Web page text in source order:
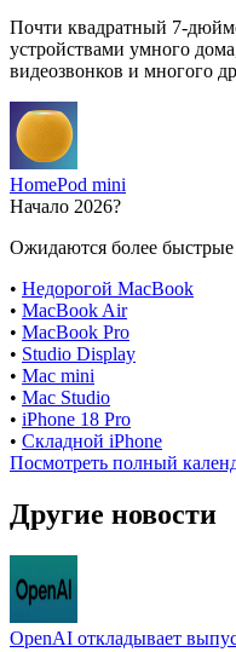
Почти квадратный 7-
устройствами умного
видеозвонков и многого
HomePod mini
Начало 2026?
Ожидаются более
• Недорогой MacBook
• MacBook Air
• MacBook Pro
• Studio Display
• Mac mini
• Mac Studio
• iPhone 18 Pro
• Складной iPhone
Посмотреть полный
Другие новости
OpenAI откладывает